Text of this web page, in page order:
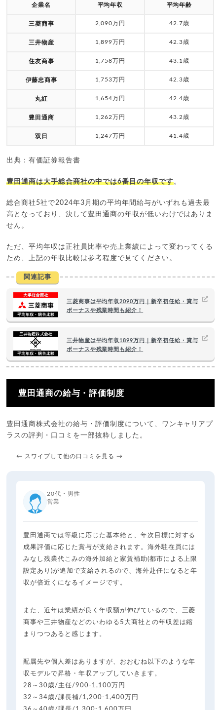
企業名 平均年収 平均年齢
三菱商事 2,090万円 42.7歳
三井物産 1,899万円 42.3歳
住友商事 1,758万円 43.1歳
伊藤忠商事 1,753万円 42.3歳
丸紅 1,654万円 42.4歳
豊田通商 1,262万円 43.2歳
双日 1,247万円 41.4歳
出典：有価証券報告書
豊田通商は大手総合商社の中では6番目の年収です。
総合商社5社で2024年3月期の平均年間給与がいずれも過去最
高となっており、決して豊田通商の年収が低いわけではありま
せん。
ただ、平均年収は正社員比率や売上業績によって変わってくる
ため、上記の年収比較は参考程度で見てください。
関連記事
三菱商事は平均年収2090万円｜新卒初任給・賞与
ボーナスや残業時間も紹介！
三井物産は平均年収1899万円｜新卒初任給・賞与
ボーナスや残業時間も紹介！
豊田通商の給与・評価制度
豊田通商株式会社の給与・評価制度について、ワンキャリアプ
ラスの評判・口コミを一部抜粋しました。
← スワイプして他の口コミを見る →
20代・男性
営業
豊田通商では等級に応じた基本給と、年次目標に対する
成果評価に応じた賞与が支給されます。海外駐在員には
みなし残業代こみの海外加給と家賃補助(都市による上限
設定あり)が追加で支給されるので、海外赴任になると年
収が倍近くになるイメージです。
また、近年は業績が良く年収額が伸びているので、三菱
商事や三井物産などのいわゆる5大商社との年収差は縮
まりつつあると感じます。
配属先や個人差はありますが、おおむね以下のような年
収モデルで昇格・年収アップしていきます。
28～30歳/主任/900-1,100万円
32～34歳/課長補/1,200-1,400万円